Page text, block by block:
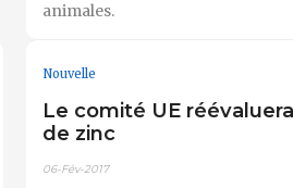
animales.
Nouvelle
Le comité UE
de zinc
06-Fév-2017